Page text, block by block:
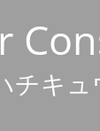
チキ